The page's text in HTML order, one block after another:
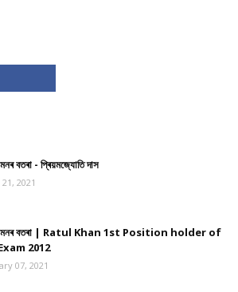
মনৰ বতৰা - প্ৰিয়মজ্যোতি দাস
2021
মনৰ বতৰা | Ratul Khan 1st Position holder of
2012
07, 2021